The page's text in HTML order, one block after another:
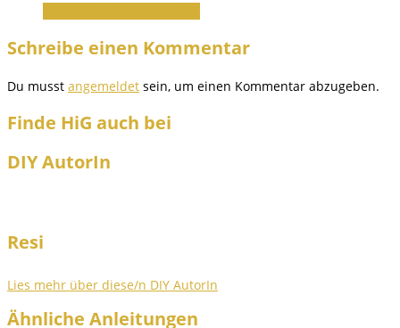
Schreibe einen Kommentar
Du musst angemeldet sein, um einen Kommentar abzugeben.
Finde HiG auch bei
DIY AutorIn
Resi
Lies mehr über diese/n DIY AutorIn
Ähnliche Anleitungen